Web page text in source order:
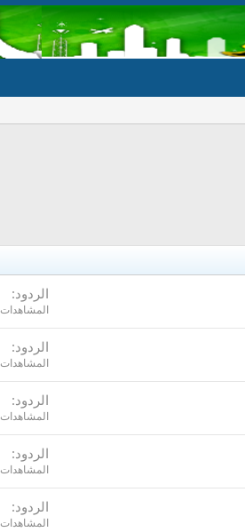
الردود
المشاهدات
الردود
المشاهدات
الردود
المشاهدات
الردود
المشاهدات
الردود
المشاهدات